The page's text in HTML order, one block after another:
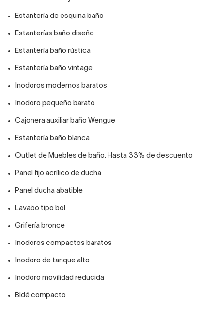
Estantería de esquina baño
Estanterías baño diseño
Estantería baño rústica
Estantería baño vintage
Inodoros modernos baratos
Inodoro pequeño barato
Cajonera auxiliar baño Wengue
Estantería baño blanca
Outlet de Muebles de baño. Hasta 33% de descuento
Panel fijo acrílico de ducha
Panel ducha abatible
Lavabo tipo bol
Grifería bronce
Inodoros compactos baratos
Inodoro de tanque alto
Inodoro movilidad reducida
Bidé compacto